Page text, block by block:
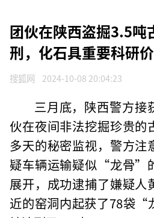
团伙在陕西盗掘3.5吨
刑，化石具重要科研
搜狐网 2024-10-08 20:04:23
三月底，陕西警方接
伙在夜间非法挖掘珍贵的
多天的秘密监视，警方注
疑车辆运输疑似“龙骨”
展开，成功逮捕了嫌疑人
近的窑洞内起获了78袋“